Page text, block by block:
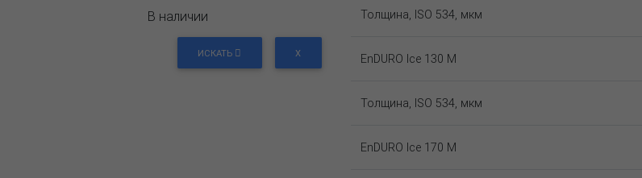
В наличии
ИСКАТЬ X
Толщина, ISO 534, мкм
EnDURO Ice 130 M
Толщина, ISO 534, мкм
EnDURO Ice 170 M